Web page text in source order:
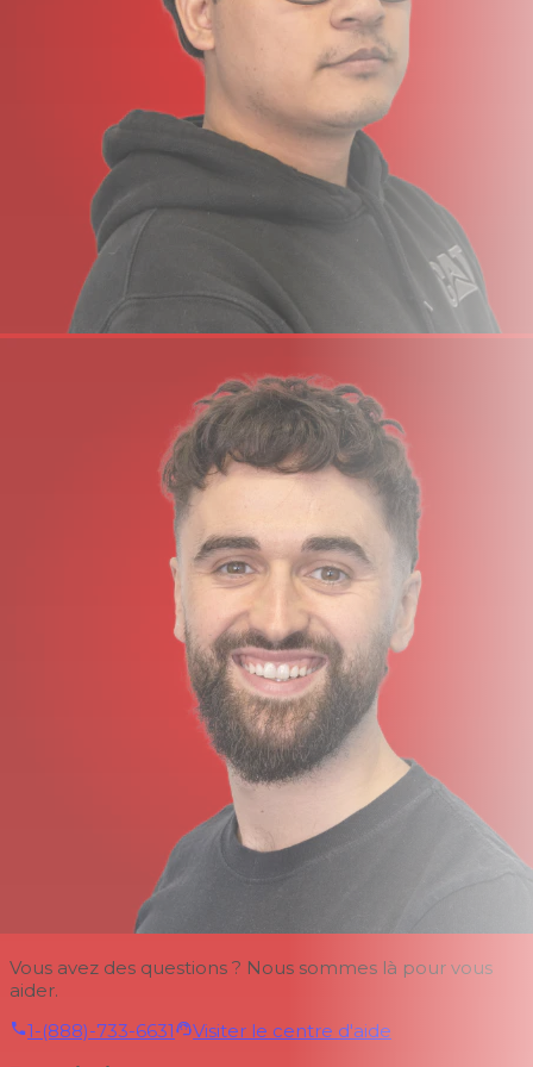
Vous avez des questions ? Nous sommes là pour vous
aider.
1-(888)-733-6631
Visiter le centre d'aide